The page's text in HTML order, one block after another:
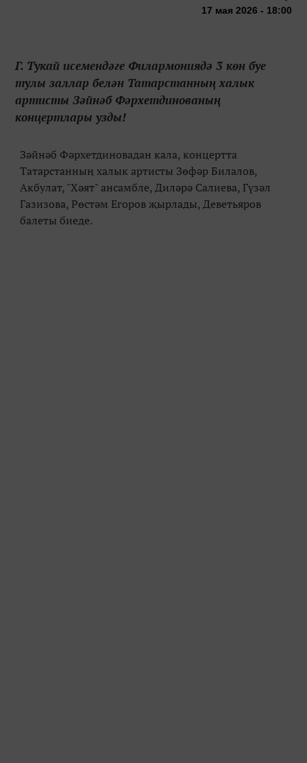
17 мая 2026 - 18:00
Г. Тукай исемендәге Филармониядә 3 көн буе
тулы заллар белән Татарстанның халык
артисты Зәйнәб Фәрхетдинованың
концертлары узды!
Зәйнәб Фәрхетдиновадан кала, концертта
Татарстанның халык артисты Зөфәр Билалов,
Акбулат, "Хәят" ансамбле, Диләрә Салиева, Гүзәл
Газизова, Рөстәм Егоров җырлады, Деветьяров
балеты биеде.